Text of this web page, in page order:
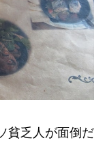
貧乏人が面倒だ